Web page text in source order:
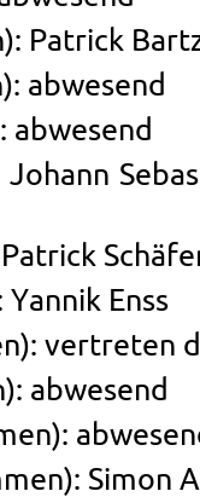
Pa­trick
ab­we­send
ab­we­send
Jo­hann
Yan­nik Enss
ver­tre­ten
ab­we­send
Simon